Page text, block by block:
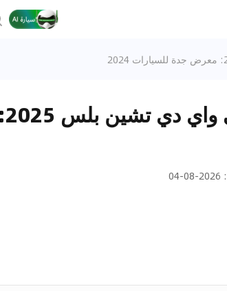
:
2026-08-04